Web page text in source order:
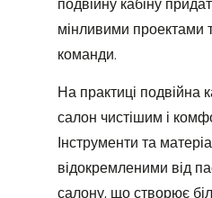
мінливими проектами
команди.
На практиці подвійна
салон чистішим і
Інструменти та
відокремленими від
салону, що створює